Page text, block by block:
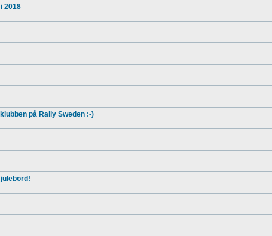
2018
på Rally Sweden :-)